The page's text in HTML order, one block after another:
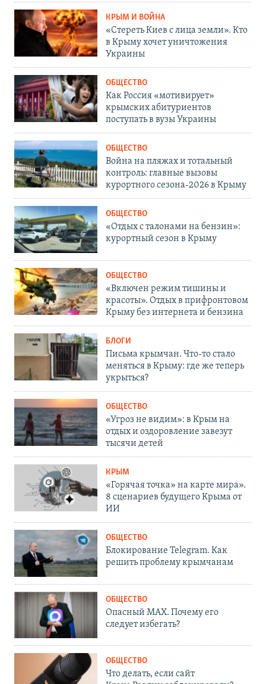
КРЫМ И ВОЙНА
«Стереть Киев с лица земли». Кто
в Крыму хочет уничтожения
Украины
ОБЩЕСТВО
Как Россия «мотивирует»
крымских абитуриентов
поступать в вузы Украины
ОБЩЕСТВО
Война на пляжах и тотальный
контроль: главные вызовы
курортного сезона-2026 в Крыму
ОБЩЕСТВО
«Отдых с талонами на бензин»:
курортный сезон в Крыму
ОБЩЕСТВО
«Включен режим тишины и
красоты». Отдых в прифронтовом
Крыму без интернета и бензина
БЛОГИ
Письма крымчан. Что-то стало
меняться в Крыму: где же теперь
укрыться?
ОБЩЕСТВО
«Угроз не видим»: в Крым на
отдых и оздоровление завезут
тысячи детей
КРЫМ
«Горячая точка» на карте мира».
8 сценариев будущего Крыма от
ИИ
ОБЩЕСТВО
Блокирование Telegram. Как
решить проблему крымчанам
ОБЩЕСТВО
Опасный MAX. Почему его
следует избегать?
ОБЩЕСТВО
Что делать, если сайт